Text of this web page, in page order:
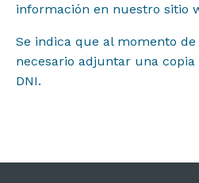
información en nuestro sitio
Se indica que al momento
necesario adjuntar una
DNI.